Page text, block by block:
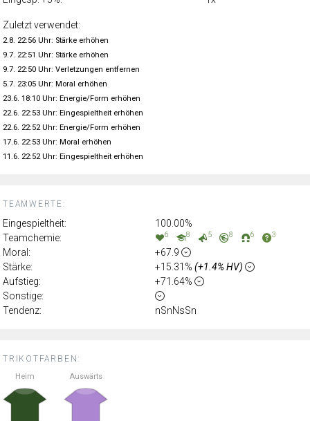
TRIKOTFARBEN:
Heim Auswärts
TEAMWERTE:
Eingespieltheit:
100.00%
Teamchemie:
6 8 5 8 6 3
Moral:
+67.9
Stärke:
+15.31% (+1.4% HV)
Aufstieg:
+71.64%
Sonstige:
Tendenz:
nSnNsSn
Zuletzt verwendet:
2.8. 22:56 Uhr: Stärke erhöhen
9.7. 22:51 Uhr: Stärke erhöhen
9.7. 22:50 Uhr: Verletzungen entfernen
5.7. 23:05 Uhr: Moral erhöhen
23.6. 18:10 Uhr: Energie/Form erhöhen
22.6. 22:53 Uhr: Eingespieltheit erhöhen
22.6. 22:52 Uhr: Energie/Form erhöhen
17.6. 22:53 Uhr: Moral erhöhen
11.6. 22:52 Uhr: Eingespieltheit erhöhen